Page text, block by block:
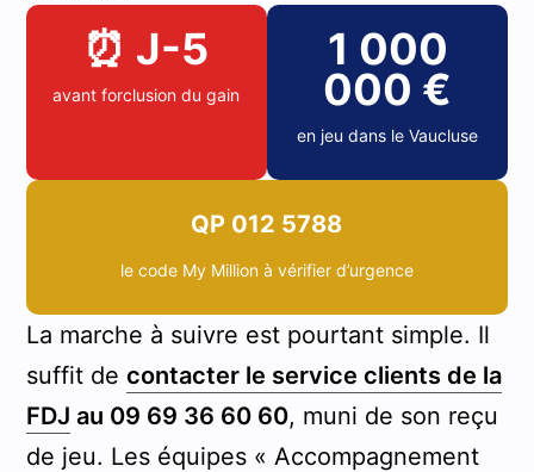
⏰ J-5
avant forclusion du gain
1 000
000 €
en jeu dans le Vaucluse
QP 012 5788
le code My Million à vérifier d’urgence
La marche à suivre est pourtant simple. Il
suffit de contacter le service clients de la
FDJ au 09 69 36 60 60, muni de son reçu
de jeu. Les équipes « Accompagnement